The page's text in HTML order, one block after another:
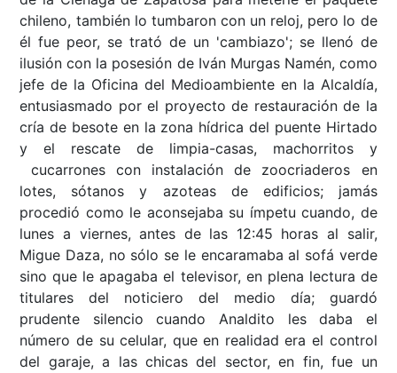
chileno, también lo tumbaron con un reloj, pero lo de
él fue peor, se trató de un 'cambiazo'; se llenó de
ilusión con la posesión de Iván Murgas Namén, como
jefe de la Oficina del Medioambiente en la Alcaldía,
entusiasmado por el proyecto de restauración de la
cría de besote en la zona hídrica del puente Hirtado
y el rescate de limpia-casas, machorritos y
cucarrones con instalación de zoocriaderos en
lotes, sótanos y azoteas de edificios; jamás
procedió como le aconsejaba su ímpetu cuando, de
lunes a viernes, antes de las 12:45 horas al salir,
Migue Daza, no sólo se le encaramaba al sofá verde
sino que le apagaba el televisor, en plena lectura de
titulares del noticiero del medio día; guardó
prudente silencio cuando Analdito les daba el
número de su celular, que en realidad era el control
del garaje, a las chicas del sector, en fin, fue un